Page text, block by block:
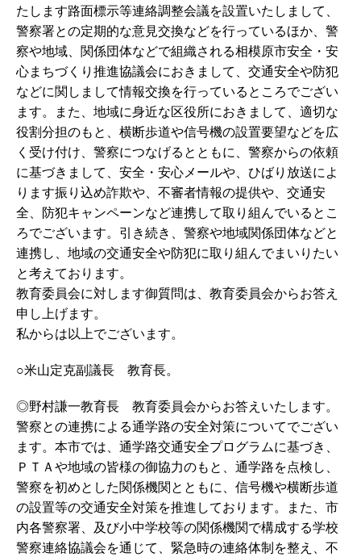
たします路面標示等連絡調整会議を設置いたしまして、
警察署との定期的な意見交換などを行っているほか、警
察や地域、関係団体などで組織される相模原市安全・安
心まちづくり推進協議会におきまして、交通安全や防犯
などに関しまして情報交換を行っているところでござい
ます。また、地域に身近な区役所におきまして、適切な
役割分担のもと、横断歩道や信号機の設置要望などを広
く受け付け、警察につなげるとともに、警察からの依頼
に基づきまして、安全・安心メールや、ひばり放送によ
ります振り込め詐欺や、不審者情報の提供や、交通安
全、防犯キャンペーンなど連携して取り組んでいるとこ
ろでございます。引き続き、警察や地域関係団体などと
連携し、地域の交通安全や防犯に取り組んでまいりたい
と考えております。
教育委員会に対します御質問は、教育委員会からお答え
申し上げます。
私からは以上でございます。
○米山定克副議長 教育長。
◎野村謙一教育長 教育委員会からお答えいたします。
警察との連携による通学路の安全対策についてでござい
ます。本市では、通学路交通安全プログラムに基づき、
ＰＴＡや地域の皆様の御協力のもと、通学路を点検し、
警察を初めとした関係機関とともに、信号機や横断歩道
の設置等の交通安全対策を推進しております。また、市
内各警察署、及び小中学校等の関係機関で構成する学校
警察連絡協議会を通じて、緊急時の連絡体制を整え、不